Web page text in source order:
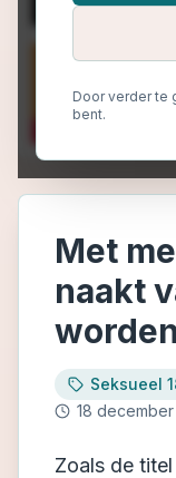
Door verder te
bent.
Met
naakt
Seksueel
18
Zoals de